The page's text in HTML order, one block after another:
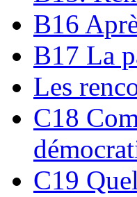
B16
B17 La
Les
C18
C19